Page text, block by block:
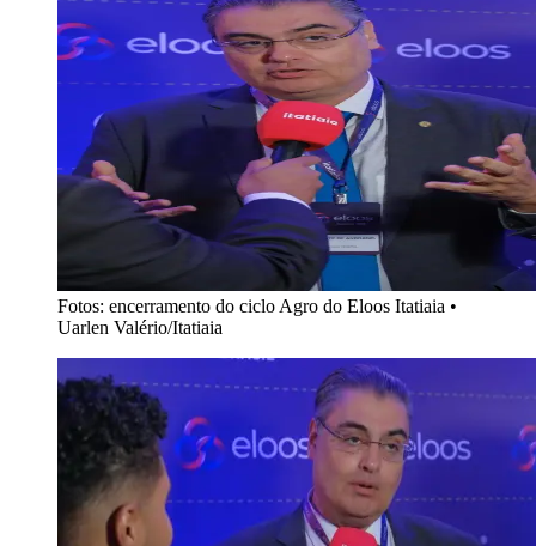
Fotos: encerramento do ciclo Agro do Eloos Itatiaia •
Uarlen Valério/Itatiaia